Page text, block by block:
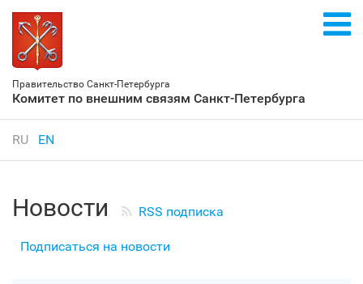
Правительство Санкт‑Петербурга
Комитет по внешним связям Санкт‑Петербурга
RU EN
Новости RSS подписка
Подписаться на новости